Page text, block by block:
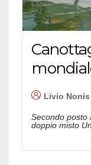
Livio Nonis
Secondo posto
doppio misto